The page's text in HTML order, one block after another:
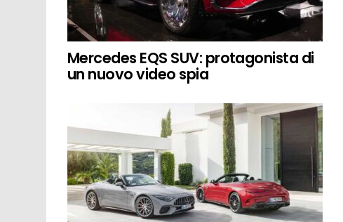
Mercedes EQS SUV: protagonista di
un nuovo video spia